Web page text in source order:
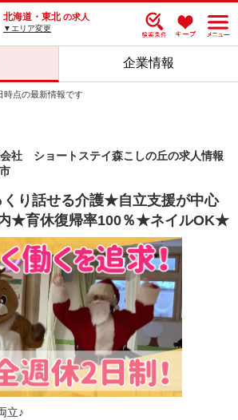
北海道・東北 の求人
▼エリア変更
企業情報
点の最新情報です
社 ショートステイ森こしの丘の求人情報
り話せる介護★自立支援が中心
★育休復帰率100％★ネイルOK★
立♪